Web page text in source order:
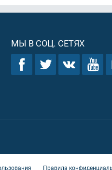
МЫ В СОЦ. СЕТЯХ
Правила